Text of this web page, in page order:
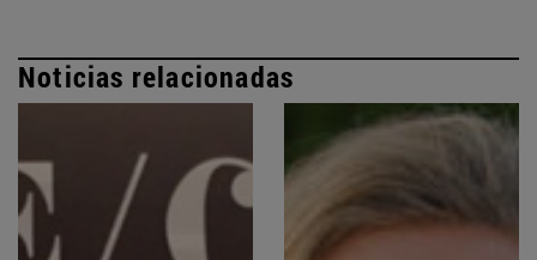
Noticias relacionadas